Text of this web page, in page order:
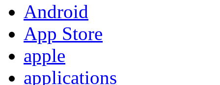
Android
App Store
apple
applications